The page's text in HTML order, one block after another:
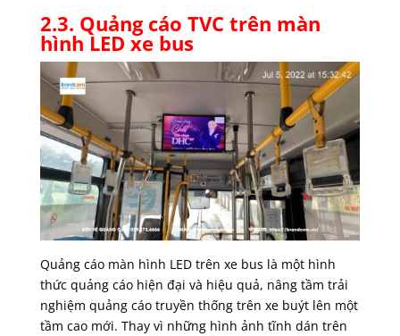
2.3. Quảng cáo TVC trên màn
hình LED xe bus
Quảng cáo màn hình LED trên xe bus là một hình
thức quảng cáo hiện đại và hiệu quả, nâng tầm trải
nghiệm quảng cáo truyền thống trên xe buýt lên một
tầm cao mới. Thay vì những hình ảnh tĩnh dán trên